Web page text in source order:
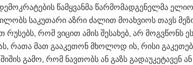
წამყვანმა წარმომადგენელმა
საკუთარი აზრი ძალით მოახვიოს თავს
რუსებს, რომ ვიცით ამის შესახებ, არ მოგვწონს
რათა მათ გააკეთონ მხოლოდ ის, რისი
გამო, რომ ნავთობს ან გაზს გადაუკეტავენ